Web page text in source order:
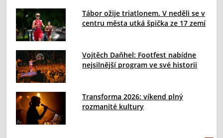
Tábor ožije triatlonem. V neděli se v
centru města utká špička ze 17 zemí
Vojtěch Daňhel: Footfest nabídne
nejsilnější program ve své historii
Transforma 2026: víkend plný
rozmanité kultury